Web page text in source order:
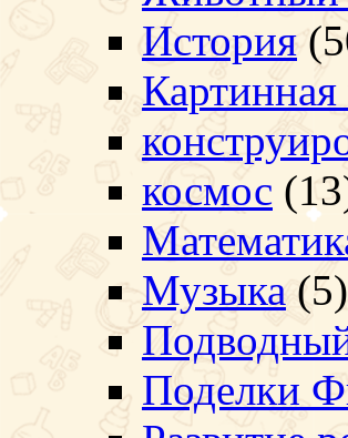
История
Картинная
космос
Музыка (5)
Поделки